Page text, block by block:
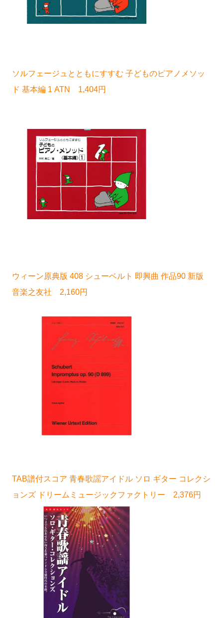
ソルフェージュとともにすすむ 子どものピアノメソッ
ド 基本編 1 ATN 1,404円
ウィーン原典版 408 シューベルト 即興曲 作品90 新版
音楽之友社 2,160円
TAB譜付スコア 青春歌謡アイドル ソロ ギター コレクシ
ョンズ ドリームミュージックファクトリー 2,376円